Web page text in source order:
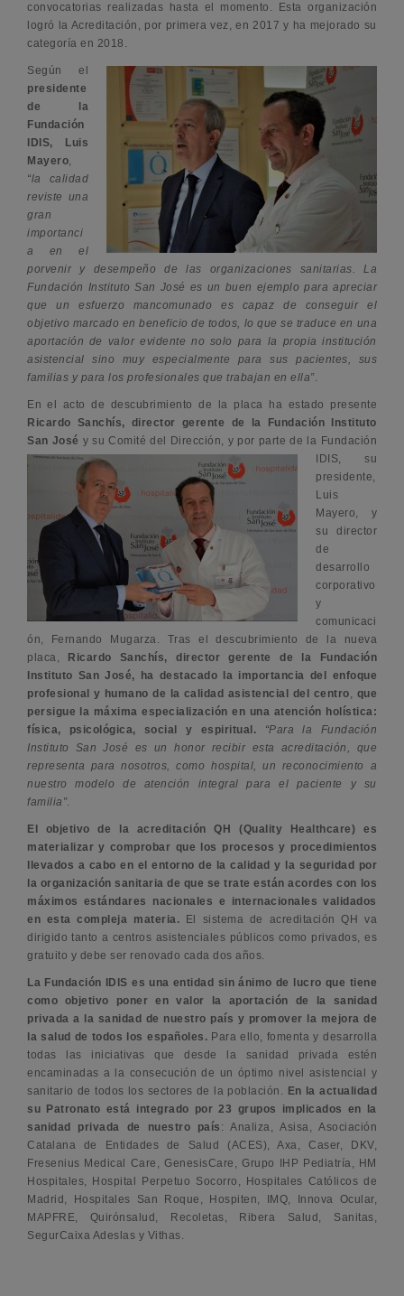
convocatorias realizadas hasta el momento. Esta organización
logró la Acreditación, por primera vez, en 2017 y ha mejorado su
categoría en 2018.
Según el
presidente
de la
Fundación
IDIS, Luis
Mayero,
“la calidad
reviste una
gran
importanci
a en el
porvenir y desempeño de las organizaciones sanitarias. La
Fundación Instituto San José es un buen ejemplo para apreciar
que un esfuerzo mancomunado es capaz de conseguir el
objetivo marcado en beneficio de todos, lo que se traduce en una
aportación de valor evidente no solo para la propia institución
asistencial sino muy especialmente para sus pacientes, sus
familias y para los profesionales que trabajan en ella”.
En el acto de descubrimiento de la placa ha estado presente
Ricardo Sanchís, director gerente de la Fundación Instituto
San José y su Comité del Dirección, y por parte de la Fundación
IDIS, su
presidente,
Luis
Mayero, y
su director
de
desarrollo
corporativo
y
comunicaci
ón, Fernando Mugarza. Tras el descubrimiento de la nueva
placa,
Ricardo Sanchís, director gerente de la Fundación
Instituto San José, ha destacado la importancia del enfoque
profesional y humano de la calidad asistencial del centro, que
persigue la máxima especialización en una atención holística:
física, psicológica, social y espiritual. “Para la Fundación
Instituto San José es un honor recibir esta acreditación, que
representa para nosotros, como hospital, un reconocimiento a
nuestro modelo de atención integral para el paciente y su
familia”.
El objetivo de la acreditación QH (Quality Healthcare) es
materializar y comprobar que los procesos y procedimientos
llevados a cabo en el entorno de la calidad y la seguridad por
la organización sanitaria de que se trate están acordes con los
máximos estándares nacionales e internacionales validados
en esta compleja materia. El sistema de acreditación QH va
dirigido tanto a centros asistenciales públicos como privados, es
gratuito y debe ser renovado cada dos años.
La Fundación IDIS es una entidad sin ánimo de lucro que tiene
como objetivo poner en valor la aportación de la sanidad
privada a la sanidad de nuestro país y promover la mejora de
la salud de todos los españoles. Para ello, fomenta y desarrolla
todas las iniciativas que desde la sanidad privada estén
encaminadas a la consecución de un óptimo nivel asistencial y
sanitario de todos los sectores de la población. En la actualidad
su Patronato está integrado por 23 grupos implicados en la
sanidad privada de nuestro país : Analiza, Asisa, Asociación
Catalana de Entidades de Salud (ACES), Axa, Caser, DKV,
Fresenius Medical Care, GenesisCare, Grupo IHP Pediatría, HM
Hospitales, Hospital Perpetuo Socorro, Hospitales Católicos de
Madrid, Hospitales San Roque, Hospiten, IMQ, Innova Ocular,
MAPFRE, Quirónsalud, Recoletas, Ribera Salud, Sanitas,
SegurCaixa Adeslas y Vithas.